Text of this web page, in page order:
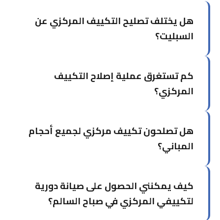
هل يختلف تصليح التكييف المركزي عن
السبليت؟
النظام أكثر تعقيداً ويشمل وحدات معالجة هواء،
قنوات، وأجهزة تحكم مركزية. فريقنا مدرب خصيصاً
للتعامل مع هذه الأنظمة.
كم تستغرق عملية إصلاح التكييف
المركزي؟
البسيطة كأجهزة التحكم قد تُصلح في ساعات، بينما
الأعطال الكبيرة كالكمبروسر أو الكويلات قد تحتاج
يوماً أو أكثر.
هل تصلحون تكييف مركزي لجميع أحجام
المباني؟
إلى المجمعات التجارية والصناعية الكبيرة. لدينا
الأدوات والكوادر الكافية لأي مشروع.
كيف يمكنني الحصول على صيانة دورية
لتكييفي المركزي في صباح السالم؟